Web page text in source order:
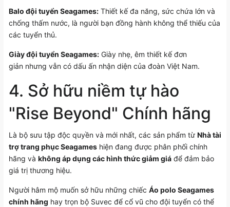
Balo đội tuyển Seagames: Thiết kế đa năng, sức chứa lớn và
chống thấm nước, là người bạn đồng hành không thể thiếu của
các tuyển thủ.
Giày đội tuyển Seagames: Giày nhẹ, êm thiết kế đơn
giản nhưng vẫn có dấu ấn nhận diện của đoàn Việt Nam.
4. Sở hữu niềm tự hào
"Rise Beyond" Chính hãng
Là bộ sưu tập độc quyền và mới nhất, các sản phẩm từ Nhà tài
trợ trang phục Seagames hiện đang được phân phối chính
hãng và không áp dụng các hình thức giảm giá để đảm bảo
giá trị thương hiệu.
Người hâm mộ muốn sở hữu những chiếc Áo polo Seagames
chính hãng hay trọn bộ Suvec để cổ vũ cho đội tuyển có thể